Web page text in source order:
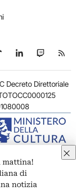
Telegram
su TikTok
Seguici su
Seguici
Decreto Direttoriale
II, 287 –
personali
mattina!
di
notizia